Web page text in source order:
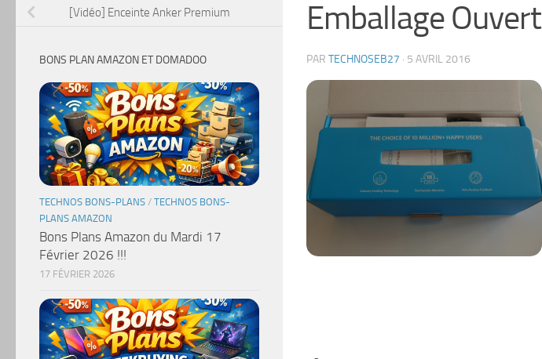
Emballage Ouvert
PAR TECHNOSEB27 · 5 AVRIL 2016
[Vidéo] Enceinte Anker Premium
BONS PLAN AMAZON ET DOMADOO
TECHNOS BONS-PLANS / TECHNOS BONS-
PLANS AMAZON
Bons Plans Amazon du Mardi 17
Février 2026 !!!
17 FÉVRIER 2026